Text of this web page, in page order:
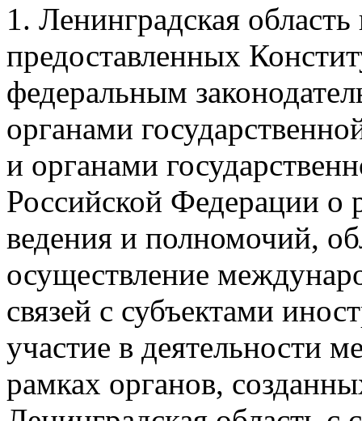
1. Ленинградская
предоставленных
федеральным
органами
и органами
Российской Федерации о
ведения и полномочий,
осуществление
связей с субъектами
участие в деятельности
рамках органов,